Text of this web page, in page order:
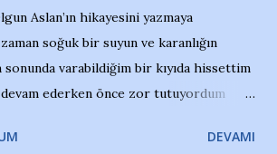
Aslan’ın hikayesini yazmaya
zaman soğuk bir suyun ve karanlığın
sonunda varabildiğim bir kıyıda hissettim
devam ederken önce zor tutuyordum
bitirebildim ancak…Kendisinin web
DEVAMI